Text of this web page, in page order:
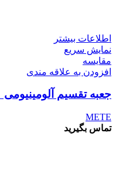
اطلاعات بیشتر
نمایش سریع
مقايسه
افزودن به علاقه مندی
جعبه تقسیم آلومینیومی ۹۰*۱۳۰*۱۳۰ مته انرژی
METE
تماس بگیرید